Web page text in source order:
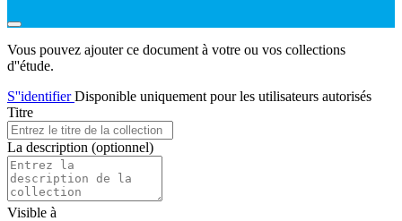
Vous pouvez ajouter ce document à votre ou vos collections
d''étude.
S''identifierDisponible uniquement pour les utilisateurs autorisés
Titre
La description (optionnel)
Visible à